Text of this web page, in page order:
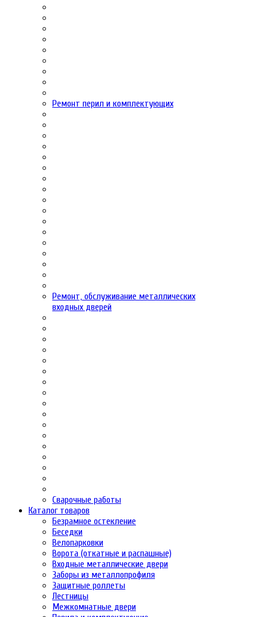
Ремонт перил и комплектующих
Ремонт, обслуживание металлических
входных дверей
Сварочные работы
Каталог товаров
Безрамное остекление
Беседки
Велопарковки
Ворота (откатные и распашные)
Входные металлические двери
Заборы из металлопрофиля
Защитные роллеты
Лестницы
Межкомнатные двери